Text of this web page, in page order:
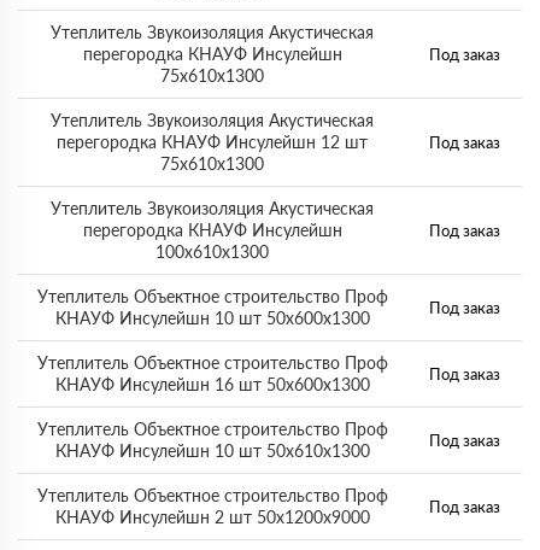
Утеплитель Звукоизоляция Акустическая
перегородка КНАУФ Инсулейшн
75х610х1300
Под заказ
Утеплитель Звукоизоляция Акустическая
перегородка КНАУФ Инсулейшн 12 шт
75х610х1300
Под заказ
Утеплитель Звукоизоляция Акустическая
перегородка КНАУФ Инсулейшн
100х610х1300
Под заказ
Утеплитель Объектное строительство Проф
КНАУФ Инсулейшн 10 шт 50х600х1300
Под заказ
Утеплитель Объектное строительство Проф
КНАУФ Инсулейшн 16 шт 50х600х1300
Под заказ
Утеплитель Объектное строительство Проф
КНАУФ Инсулейшн 10 шт 50х610х1300
Под заказ
Утеплитель Объектное строительство Проф
КНАУФ Инсулейшн 2 шт 50х1200х9000
Под заказ